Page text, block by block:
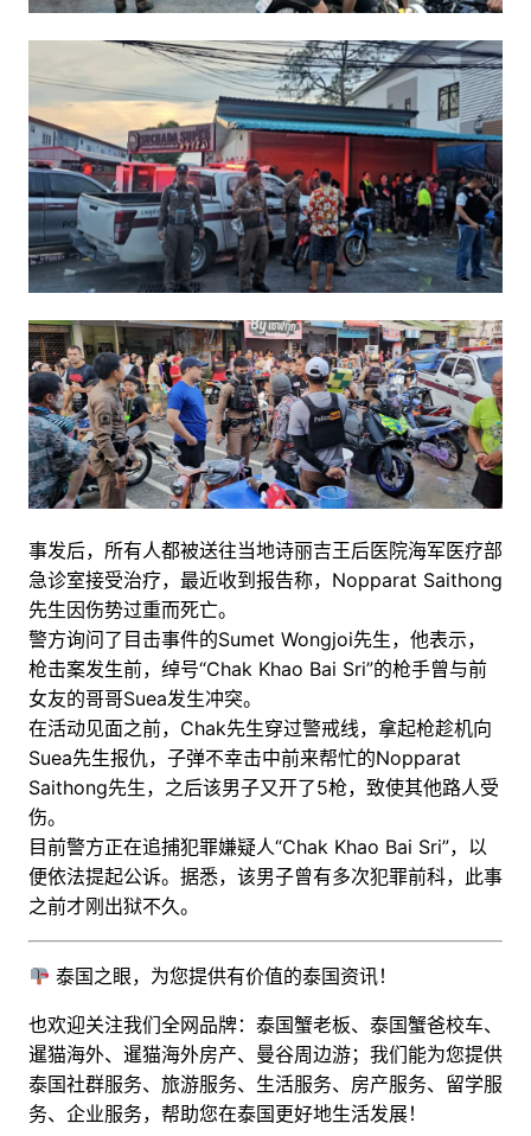
事发后，所有人都被送往当地诗丽吉王后医院海军医疗部
急诊室接受治疗，最近收到报告称，Nopparat Saithong
先生因伤势过重而死亡。
警方询问了目击事件的Sumet Wongjoi先生，他表示，
枪击案发生前，绰号“Chak Khao Bai Sri”的枪手曾与前
女友的哥哥Suea发生冲突。
在活动见面之前，Chak先生穿过警戒线，拿起枪趁机向
Suea先生报仇，子弹不幸击中前来帮忙的Nopparat
Saithong先生，之后该男子又开了5枪，致使其他路人受
伤。
目前警方正在追捕犯罪嫌疑人“Chak Khao Bai Sri”，以
便依法提起公诉。据悉，该男子曾有多次犯罪前科，此事
之前才刚出狱不久。
泰国之眼，为您提供有价值的泰国资讯！
也欢迎关注我们全网品牌：泰国蟹老板、泰国蟹爸校车、
暹猫海外、暹猫海外房产、曼谷周边游； 我们能为您提供
泰国社群服务、旅游服务、生活服务、房产服务、留学服
务、企业服务，帮助您在泰国更好地生活发展！